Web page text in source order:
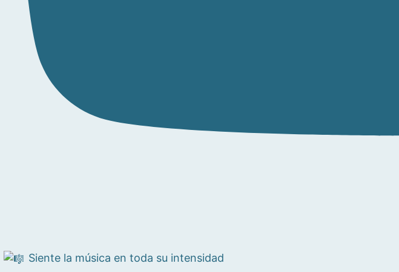
Siente la música en toda su intensidad